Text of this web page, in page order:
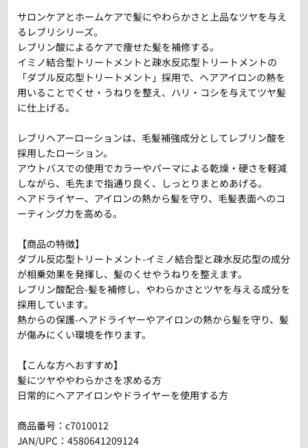
サロンケアとホームケアで髪にやわらかさと上品なツヤを与え
るレブリシリーズ。
レブリン酸によるケアで痩せた髪を補修する。
イミノ結合型トリートメントと疎水反応型トリートメントの
「ダブル反応型トリートメント」採用で、ヘアアイロンの熱を
用いることでくせ・うねりを整え、ハリ・コシを与えてツヤ髪
に仕上げる。
レブリヘアーローションは、毛髪補強成分としてレブリン酸を
採用したローション。
アウトバスでの使用でカラーやパーマによる乾燥・硬さを軽減
しながら、毛先まで指通り良く、しっとりまとめあげる。
ヘアドライヤー、アイロンの熱から髪を守り、毛髪表面へのコ
ーティング力を高める。
【商品の特徴】
ダブル反応型トリートメント-イミノ結合型と疎水反応型の成分
が相乗効果を発揮し、髪のくせやうねりを整えます。
レブリン酸配合-髪を補修し、やわらかさとツヤを与える成分を
採用しています。
熱からの保護-ヘアドライヤーやアイロンの熱から髪を守り、髪
が傷みにくい環境を作ります。
【こんな方へおすすめ】
髪にツヤややわらかさを求める方
日常的にヘアアイロンやドライヤーを使用する方
商品番号： c7010012
JAN/UPC：4580641209124